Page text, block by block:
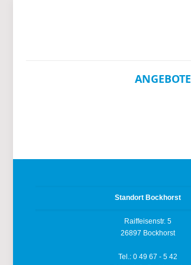
ANGEBOTE
Standort Bockhorst
Raiffeisenstr. 5
26897 Bockhorst
Tel.: 0 49 67 - 5 42